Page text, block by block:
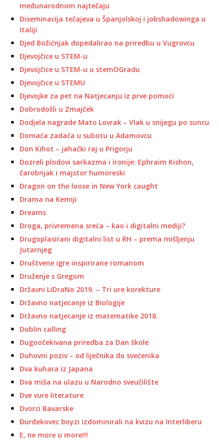
međunarodnom najtečaju
Diseminacija tečajeva u Španjolskoj i jobshadowinga u
Italiji
Djed Božićnjak dopedalirao na priredbu u Vugrovcu
Djevojčice u STEM-u
Djevojčice u STEM-u u stemOGradu
Djevojčice u STEMU
Djevojke za pet na Natjecanju iz prve pomoći
Dobrodošli u Zmajček
Dodjela nagrade Mato Lovrak – Vlak u snijegu po suncu
Domaća zadaća u subotu u Adamovcu
Don Kihot – jahački raj u Prigorju
Dozreli plodovi sarkazma i ironije: Ephraim Kishon,
čarobnjak i majstor humoreski
Dragon on the loose in New York caught
Drama na Kemiji
Dreams
Droga, privremena sreća – kao i digitalni mediji?
Drugoplasirani digitalni list u RH – prema mišljenju
Jutarnjeg
Društvene igre inspirirane romanom
Druženje s Gregom
Državni LiDraNo 2019. – Tri ure korekture
Državno natjecanje iz Biologije
Državno natjecanje iz matematike 2018.
Dublin calling
Dugoočekivana priredba za Dan škole
Duhovni poziv – od liječnika do svećenika
Dva kuhara iz Japana
Dva miša na ulazu u Narodno sveučilište
Dve vure literature
Dvorci Bavarske
Đurđekovec boyzi izdominirali na kvizu na Interliberu
E, ne more u more!!!